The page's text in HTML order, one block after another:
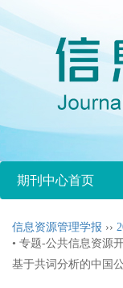
期刊中心首页
信息资源管理学报 ››
• 专题-公共信息资源
基于共词分析的中国